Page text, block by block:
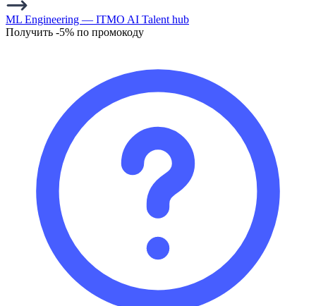
ML Engineering — ITMO AI Talent hub
Получить -5% по промокоду